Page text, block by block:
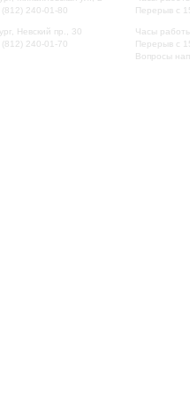
240-01-80
Невский пр., 30
240-01-70
Перерыв с
Часы
Перерыв с
Вопросы